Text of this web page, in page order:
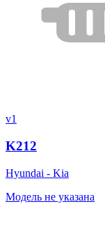
v1
K212
Hyundai - Kia
Модель не указана